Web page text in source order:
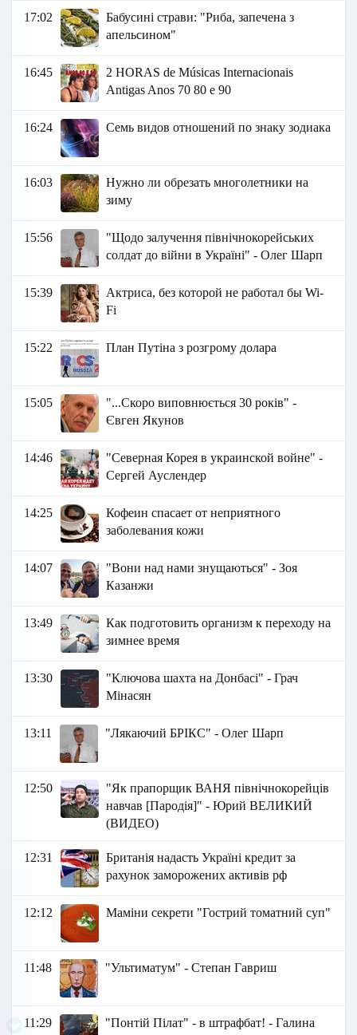
17:02
Бабусині страви: "Риба, запечена з
апельсином"
16:45
2 HORAS de Músicas Internacionais
Antigas Anos 70 80 e 90
16:24 Семь видов отношений по знаку зодиака
16:03
Нужно ли обрезать многолетники на
зиму
15:56
"Щодо залучення північнокорейських
солдат до війни в Україні" - Олег Шарп
15:39
Актриса, без которой не работал бы Wi-
Fi
15:22 План Путіна з розгрому долара
15:05
"...Скоро виповнюється 30 років" -
Євген Якунов
14:46
"Северная Корея в украинской войне" -
Сергей Ауслендер
14:25
Кофеин спасает от неприятного
заболевания кожи
14:07
"Вони над нами знущаються" - Зоя
Казанжи
13:49
Как подготовить организм к переходу на
зимнее время
13:30
"Ключова шахта на Донбасі" - Грач
Мінасян
13:11 "Лякаючий БРІКС" - Олег Шарп
12:50
"Як прапорщик ВАНЯ північнокорейців
навчав [Пародія]" - Юрий ВЕЛИКИЙ
(ВИДЕО)
12:31
Британія надасть Україні кредит за
рахунок заморожених активів рф
12:12 Маміни секрети "Гострий томатний суп"
11:48 "Ультиматум" - Степан Гавриш
11:29
"Понтій Пілат" - в штрафбат! - Галина